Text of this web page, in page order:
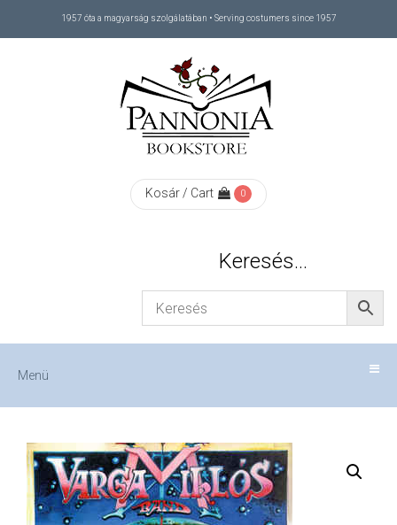
1957 óta a magyarság szolgálatában • Serving costumers since 1957
Kosár / Cart 0
Keresés…
Menü